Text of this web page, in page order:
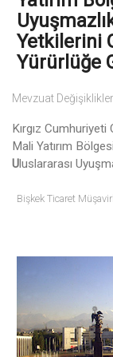
Yetkilerini
Yürürlüğe
Mevzuat
Kırgız Cumhuriyeti
Mali Yatırım
Uluslararası
Bişkek Ticaret